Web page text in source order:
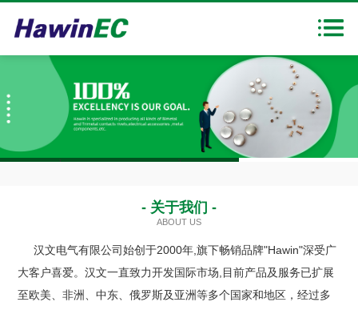
1 2
- 关于我们 -
ABOUT US
汉文电气有限公司始创于2000年,旗下畅销品牌"Hawin"深受广
大客户喜爱。汉文一直致力开发国际市场,目前产品及服务已扩展
至欧美、非洲、中东、俄罗斯及亚洲等多个国家和地区，经过多
走进汉文
产品展示
新闻中心